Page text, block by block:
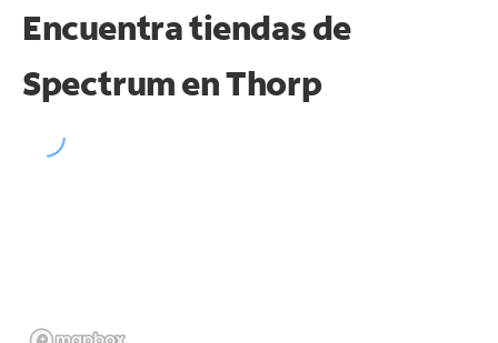
Encuentra tiendas de
Spectrum enThorp